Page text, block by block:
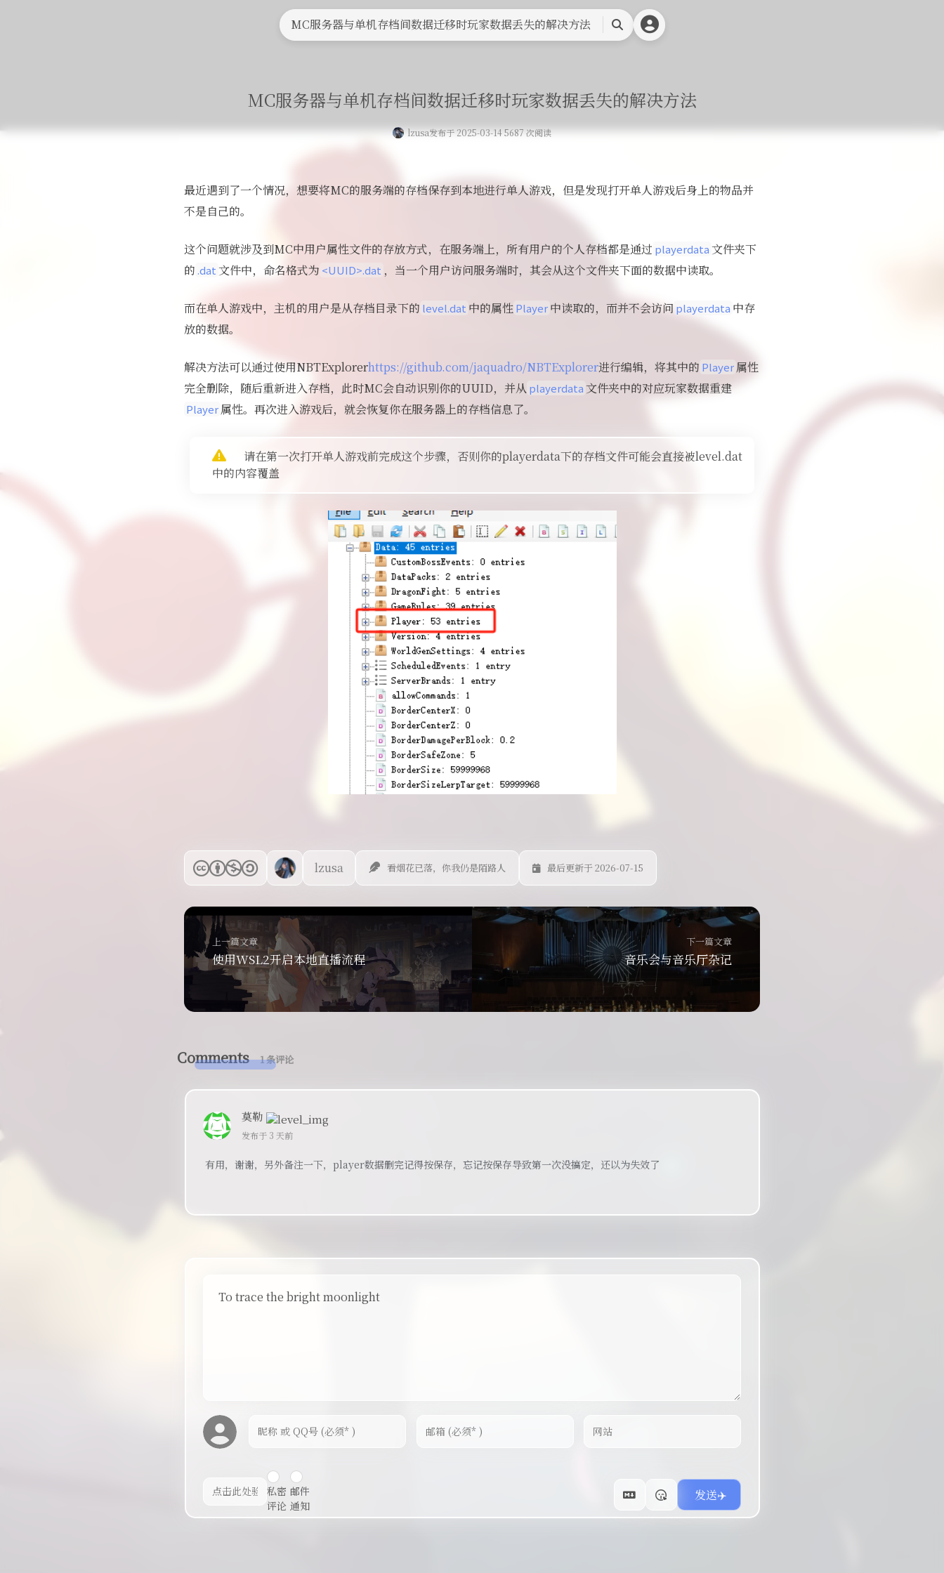
MC服务器与单机存档间数据迁移时玩家数据丢失的解决方法
搜
MC服务器与单机存档间数据迁移时玩家数据丢失的解决方法
lzusa发布于 2025-03-14 5687 次阅读
最近遇到了一个情况，想要将MC的服务端的存档保存到本地进行单人游戏，但是发现打开单人游戏后身上的物品并
不是自己的。
这个问题就涉及到MC中用户属性文件的存放方式，在服务端上，所有用户的个人存档都是通过 playerdata文件夹下
的 .dat文件中，命名格式为 <UUID>.dat ，当一个用户访问服务端时，其会从这个文件夹下面的数据中读取。
而在单人游戏中，主机的用户是从存档目录下的 level.dat 中的属性Player中读取的，而并不会访问 playerdata 中存
放的数据。
解决方法可以通过使用NBTExplorerhttps://github.com/jaquadro/NBTExplorer进行编辑，将其中的 Player属性
完全删除，随后重新进入存档，此时MC会自动识别你的UUID，并从playerdata 文件夹中的对应玩家数据重建
Player属性。再次进入游戏后，就会恢复你在服务器上的存档信息了。
请在第一次打开单人游戏前完成这个步骤，否则你的playerdata下的存档文件可能会直接被level.dat
中的内容覆盖
lzusa 看烟花已落，你我仍是陌路人 最后更新于 2026-07-15
上一篇文章
使用WSL2开启本地直播流程
下一篇文章
音乐会与音乐厅杂记
Comments 1 条评论
莫勒
发布于 3 天前
有用，谢谢，另外备注一下，player数据删完记得按保存，忘记按保存导致第一次没搞定，还以为失效了
To trace the bright moonlight
私密
评论
邮件
通知